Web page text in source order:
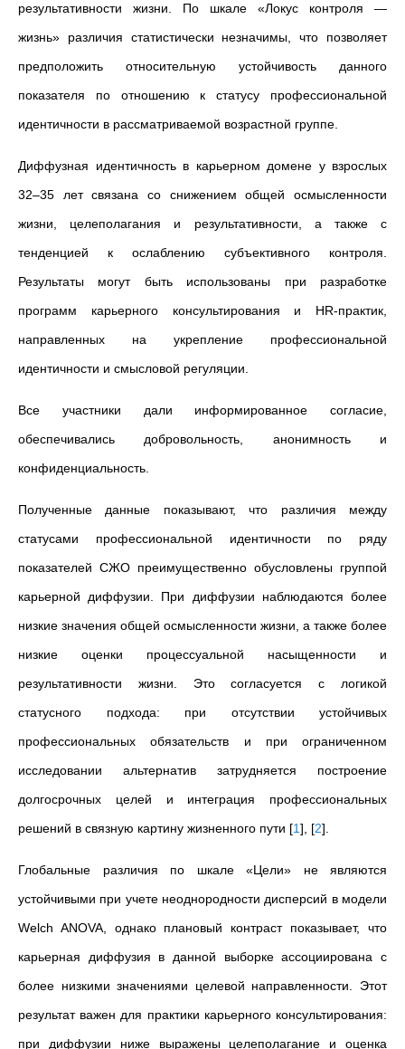
результативности жизни. По шкале «Локус контроля —
жизнь» различия статистически незначимы, что позволяет
предположить относительную устойчивость данного
показателя по отношению к статусу профессиональной
идентичности в рассматриваемой возрастной группе.
Диффузная идентичность в карьерном домене у взрослых
32–35 лет связана со снижением общей осмысленности
жизни, целеполагания и результативности, а также с
тенденцией к ослаблению субъективного контроля.
Результаты могут быть использованы при разработке
программ карьерного консультирования и HR-практик,
направленных на укрепление профессиональной
идентичности и смысловой регуляции.
Все участники дали информированное согласие,
обеспечивались добровольность, анонимность и
конфиденциальность.
Полученные данные показывают, что различия между
статусами профессиональной идентичности по ряду
показателей СЖО преимущественно обусловлены группой
карьерной диффузии. При диффузии наблюдаются более
низкие значения общей осмысленности жизни, а также более
низкие оценки процессуальной насыщенности и
результативности жизни. Это согласуется с логикой
статусного подхода: при отсутствии устойчивых
профессиональных обязательств и при ограниченном
исследовании альтернатив затрудняется построение
долгосрочных целей и интеграция профессиональных
решений в связную картину жизненного пути [1] [2]
Глобальные различия по шкале «Цели» не являются
устойчивыми при учете неоднородности дисперсий в модели
Welch ANOVA, однако плановый контраст показывает, что
карьерная диффузия в данной выборке ассоциирована с
более низкими значениями целевой направленности. Этот
результат важен для практики карьерного консультирования:
при диффузии ниже выражены целеполагание и оценка